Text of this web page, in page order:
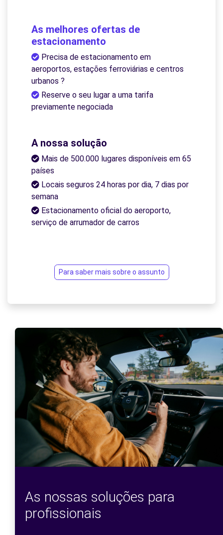
As melhores ofertas de
estacionamento
Precisa de estacionamento em
aeroportos, estações ferroviárias e centros
urbanos ?
Reserve o seu lugar a uma tarifa
previamente negociada
A nossa solução
Mais de 500.000 lugares disponíveis em 65
países
Locais seguros 24 horas por dia, 7 dias por
semana
Estacionamento oficial do aeroporto,
serviço de arrumador de carros
Para saber mais sobre o assunto
As nossas soluções para
profissionais